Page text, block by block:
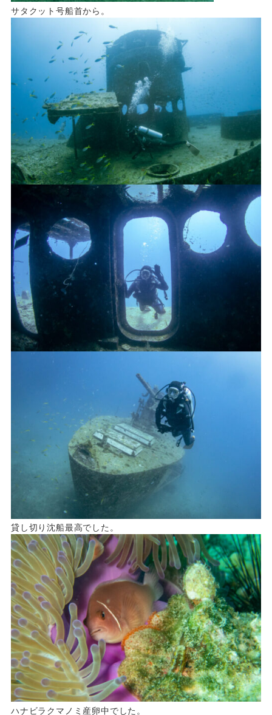
サタクット号船首から。
貸し切り沈船最高でした。
ハナビラクマノミ産卵中でした。